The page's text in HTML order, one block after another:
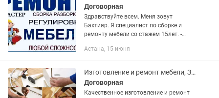
Договорная
Здравствуйте всем. Меня зовут
Бахтияр. Я специалист по сборке и
ремонту мебели со стажем 15лет. -
ОСНОВНЫЕ НАПРАВЛЕНИЯ: - Сборка и
Астана, 15 июня
Изготовление и ремонт мебели, Замена зеркал и стекла
Договорная
Качественное изготовление и ремонт